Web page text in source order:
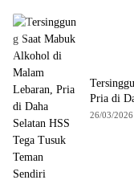
Pria di
26/03/2026